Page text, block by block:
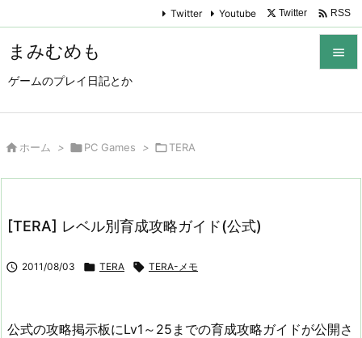
まみむめも
ゲームのプレイ日記とか

Twitter Youtube Twitter  RSS
 ホーム > PC Games > TERA
[TERA] レベル別育成攻略ガイド(公式)
 2011/08/03  TERA  TERA-メモ
公式の攻略掲示板にLv1～25までの育成攻略ガイドが公開さ